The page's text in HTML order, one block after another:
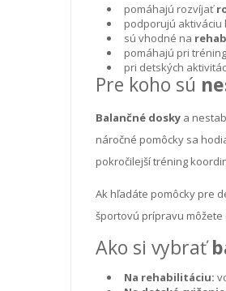
pomáhajú rozvíjať
podporujú
sú vhodné na
pomáhajú pri
pri detských
Pre koho sú
Balančné dosky a
náročné pomôcky sa
pokročilejší tréning
Ak hľadáte pomôcky pre
športovú prípravu môžete
Ako si vybrať
Na rehabilitáciu: